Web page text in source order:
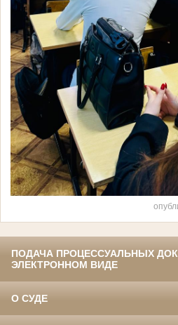
ПОДАЧА ПРОЦЕССУАЛЬНЫХ
ЭЛЕКТРОННОМ ВИДЕ
О СУДЕ